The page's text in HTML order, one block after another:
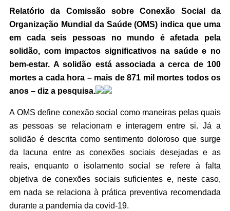
Relatório da Comissão sobre Conexão Social da
Organização Mundial da Saúde (OMS) indica que uma
em cada seis pessoas no mundo é afetada pela
solidão, com impactos significativos na saúde e no
bem-estar. A solidão está associada a cerca de 100
mortes a cada hora – mais de 871 mil mortes todos os
anos – diz a pesquisa.
A OMS define conexão social como maneiras pelas quais
as pessoas se relacionam e interagem entre si. Já a
solidão é descrita como sentimento doloroso que surge
da lacuna entre as conexões sociais desejadas e as
reais, enquanto o isolamento social se refere à falta
objetiva de conexões sociais suficientes e, neste caso,
em nada se relaciona à prática preventiva recomendada
durante a pandemia da covid-19.